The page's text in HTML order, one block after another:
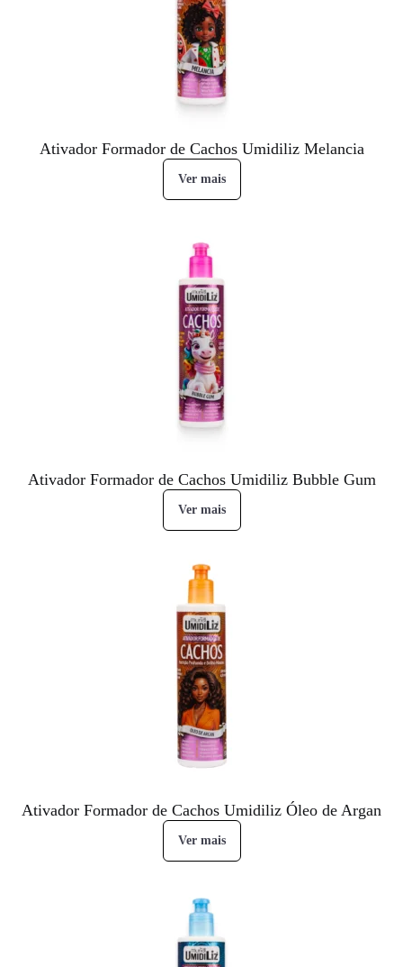
Ativador Formador de Cachos Umidiliz Melancia
Ver mais
Ativador Formador de Cachos Umidiliz Bubble Gum
Ver mais
Ativador Formador de Cachos Umidiliz Óleo de Argan
Ver mais